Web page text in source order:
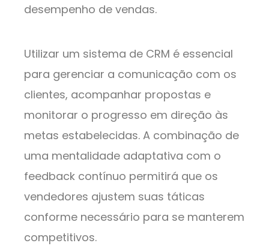
desempenho de vendas.
Utilizar um sistema de CRM é essencial
para gerenciar a comunicação com os
clientes, acompanhar propostas e
monitorar o progresso em direção às
metas estabelecidas. A combinação de
uma mentalidade adaptativa com o
feedback contínuo permitirá que os
vendedores ajustem suas táticas
conforme necessário para se manterem
competitivos.